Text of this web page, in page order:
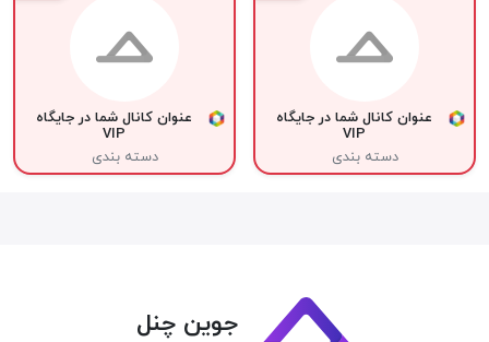
عنوان کانال شما در جایگاه
VIP
دسته بندی
عنوان کانال شما در جایگاه
VIP
دسته بندی
جوین چنل